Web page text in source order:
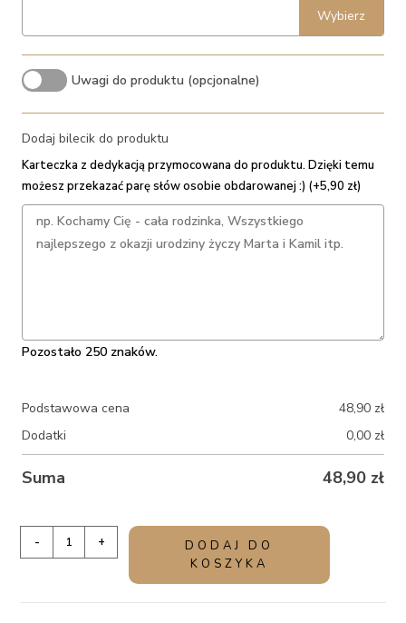
Wybierz
Uwagi do produktu (opcjonalne)
Dodaj bilecik do produktu
Karteczka z dedykacją przymocowana do produktu. Dzięki temu
możesz przekazać parę słów osobie obdarowanej :) (+5,90 zł)
Pozostało 250 znaków.
Podstawowa cena 48,90 zł
Dodatki
0,00 zł
Suma 48,90 zł
Prezent
- +
DODAJ DO
KOSZYKA